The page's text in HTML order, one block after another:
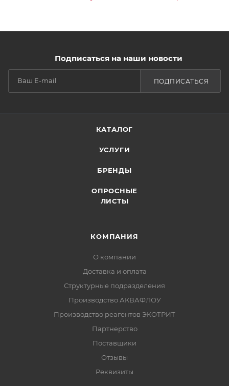
Подписаться на наши новости
ПОДПИСАТЬСЯ
КАТАЛОГ
УСЛУГИ
БРЕНДЫ
ОПРОСНЫЕ
ЛИСТЫ
КОМПАНИЯ
О компании
Доставка и оплата
Структурные подразделения
Производство АКВАФЛОУ
Производство реагентов ЭКОТРИТ
Партнерство
Поставщики
Отзывы
Реквизиты